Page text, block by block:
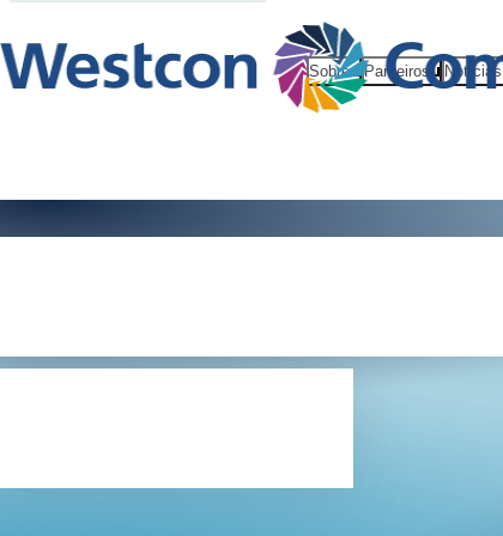
Sobre Parceiros